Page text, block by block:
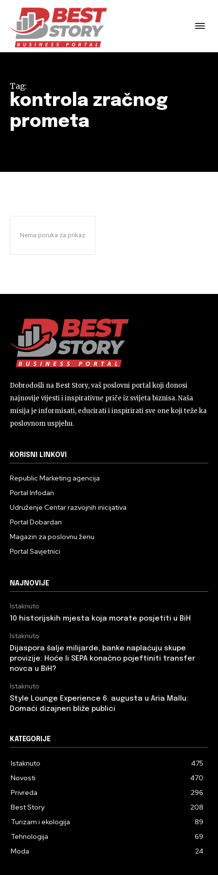
Tag:
kontrola zračnog
prometa
Nema poruka za prikaz
Dobrodošli na Best Story, vaš poslovni portal koji donosi
najnovije vijesti i inspirativne priče iz svijeta biznisa. Naša
misija je informisati, educirati i inspirirati sve one koji teže ka
poslovnom uspjehu.
KORISNI LINKOVI
Republic Marketing agencija
Portal Infodan
Udruženje Centar razvojnih inicijativa
Portal Dobardan
Magazin za poslovnu ženu
Portal Savjetnici
NAJNOVIJE
Istaknuto
10 historijskih mjesta koja morate posjetiti u BiH
Istaknuto
Dijaspora šalje milijarde, banke naplaćuju skupe
provizije: Hoće li SEPA konačno pojeftiniti transfer
novca u BiH?
Istaknuto
Style Lounge Experience 6. augusta u Aria Mallu:
Domaći dizajneri bliže publici
KATEGORIJE
Istaknuto
475
Novosti
470
Privreda
296
Best Story
208
Turizam i ekologija
89
Tehnologija
69
Moda
24